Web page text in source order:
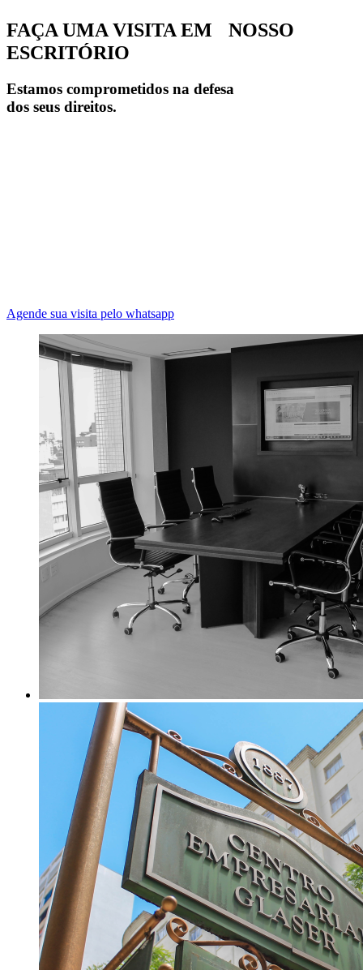
FAÇA UMA VISITA EM NOSSO
ESCRITÓRIO
Estamos comprometidos na defesa
dos seus direitos.
Agende sua visita pelo whatsapp